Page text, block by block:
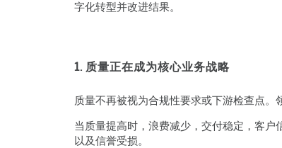
字化转型并改进结果。
1. 质量正在成为核心业务战略
质量不再被视为合规性要求或下游检查点。
当质量提高时，浪费减少，交付稳定，客
以及信誉受损。